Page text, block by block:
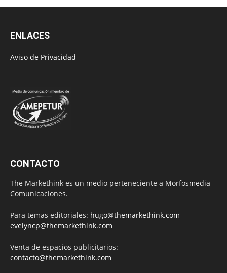
ENLACES
Aviso de Privacidad
CONTACTO
The Markethink es un medio perteneciente a Morfosmedia
Comunicaciones.
Para temas editoriales: hugo@themarkethink.com
evelyncp@themarkethink.com
Venta de espacios publicitarios:
contacto@themarkethink.com